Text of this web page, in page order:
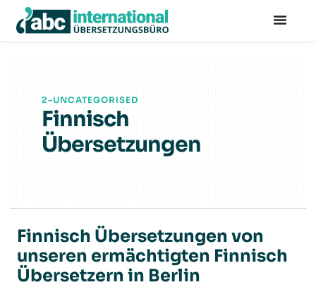
+49 30 501 590 85
2-UNCATEGORISED
Finnisch
Übersetzungen
Finnisch Übersetzungen von
unseren ermächtigten Finnisch
Übersetzern in Berlin